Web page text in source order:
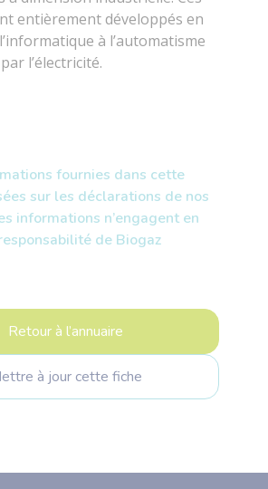
entièrement développés en
à l’automatisme
l’électricité.
fournies dans cette
sur les déclarations de nos
informations n’engagent en
de Biogaz
Retour à l’annuaire
à jour cette fiche